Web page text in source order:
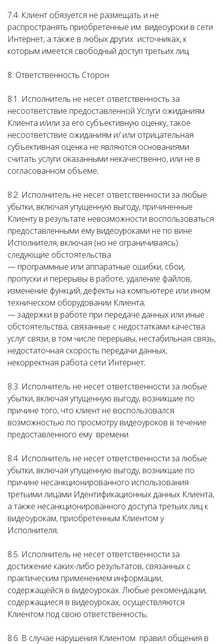
7.4. Клиент обязуется не размещать и не
распространять приобретенные им видеоуроки в сети
Интернет, а также в любых других источниках, к
которым имеется свободный доступ третьих лиц.
8. Ответственность Сторон
8.1. Исполнитель не несет ответственность за
несоответствие предоставленной Услуги ожиданиям
Клиента и/или за его субъективную оценку, такое
несоответствие ожиданиям и/ или отрицательная
субъективная оценка не являются основаниями
считать услуги оказанными некачественно, или не в
согласованном объеме;
8.2. Исполнитель не несет ответственности за любые
убытки, включая упущенную выгоду, причиненные
Клиенту в результате невозможности воспользоваться
предоставленными ему видеоуроками не по вине
Исполнителя, включая (но не ограничиваясь)
следующие обстоятельства:
— программные или аппаратные ошибки, сбои,
пропуски и перерывы в работе, удаление файлов,
изменение функций, дефекты на компьютере или ином
техническом оборудовании Клиента;
— задержки в работе при передаче данных или иные
обстоятельства, связанные с недостатками качества
услуг связи, в том числе перерывы, нестабильная связь,
недостаточная скорость передачи данных,
некорректная работа сети Интернет;
8.3. Исполнитель не несет ответственности за любые
убытки, включая упущенную выгоду, возникшие по
причине того, что клиент не воспользовался
возможностью по просмотру видеоуроков в течение
предоставленного ему времени.
8.4. Исполнитель не несет ответственности за любые
убытки, включая упущенную выгоду, возникшие по
причине несанкционированного использования
третьими лицами Идентификационных данных Клиента,
а также несанкционированного доступа третьих лиц к
видеоурокам, приобретенным Клиентом у
Исполнителя;
8.5. Исполнитель не несет ответственности за
достижение каких-либо результатов, связанных с
практическим применением информации,
содержащейся в видеоуроках. Любые рекомендации,
содержащиеся в видеоуроках, осуществляются
Клиентом под свою ответственность;
8.6. В случае нарушения Клиентом правил общения в